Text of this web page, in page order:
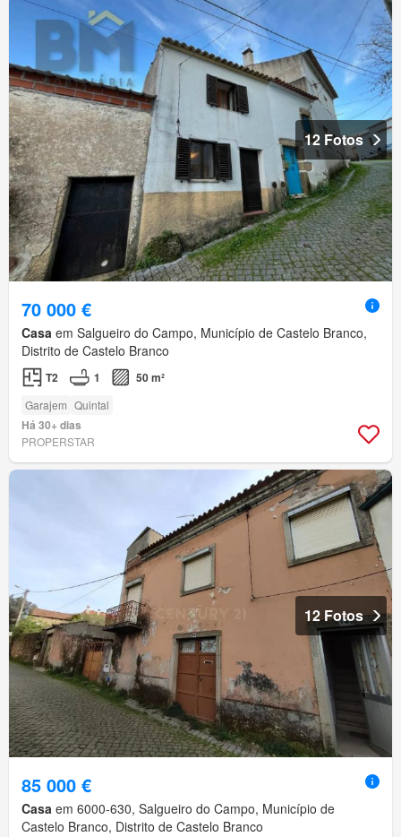
12 Fotos
70 000 €
Casa em Salgueiro do Campo, Município de Castelo Branco,
Distrito de Castelo Branco
T2 1 50 m²
Garajem Quintal
Há 30+ dias
PROPERSTAR
12 Fotos
85 000 €
Casa em 6000-630, Salgueiro do Campo, Município de
Castelo Branco, Distrito de Castelo Branco